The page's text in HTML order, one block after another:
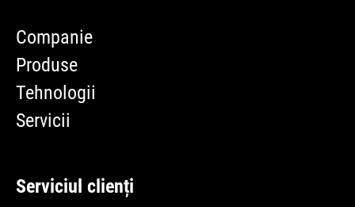
Companie
Produse
Tehnologii
Servicii
Serviciul clienți